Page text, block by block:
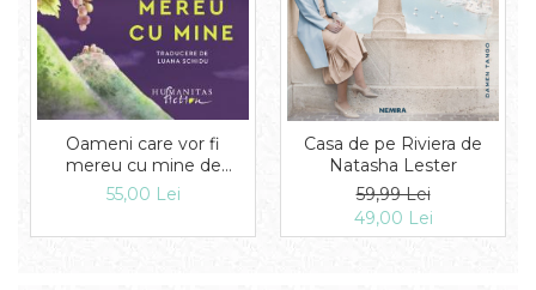
Oameni care vor fi
mereu cu mine de
Narine Abgarian
55,00 Lei
Casa de pe Riviera de
Natasha Lester
59,99 Lei
49,00 Lei